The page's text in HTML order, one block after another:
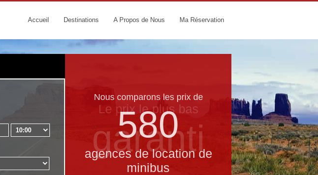
Accueil Destinations A Propos de Nous Ma Réservation
Nous comparons les prix de
580
agences de location de
minibus
Le prix le​ plus bas
garanti